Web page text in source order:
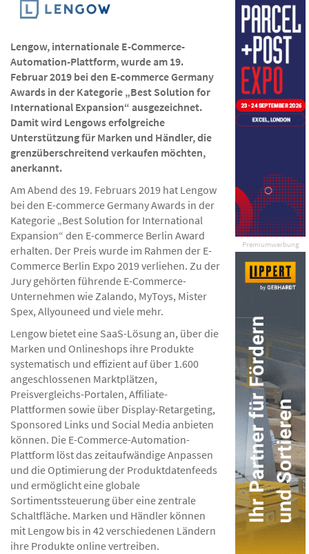
Premiumwerbung
Lengow, internationale E-Commerce-
Automation-Plattform, wurde am 19.
Februar 2019 bei den E-commerce Germany
Awards in der Kategorie „Best Solution for
International Expansion“ ausgezeichnet.
Damit wird Lengows erfolgreiche
Unterstützung für Marken und Händler, die
grenzüberschreitend verkaufen möchten,
anerkannt.
Am Abend des 19. Februars 2019 hat Lengow
bei den E-commerce Germany Awards in der
Kategorie „Best Solution for International
Expansion“ den E-commerce Berlin Award
erhalten. Der Preis wurde im Rahmen der E-
Commerce Berlin Expo 2019 verliehen. Zu der
Jury gehörten führende E-Commerce-
Unternehmen wie Zalando, MyToys, Mister
Spex, Allyouneed und viele mehr.
Lengow bietet eine SaaS-Lösung an, über die
Marken und Onlineshops ihre Produkte
systematisch und effizient auf über 1.600
angeschlossenen Marktplätzen,
Preisvergleichs-Portalen, Affiliate-
Plattformen sowie über Display-Retargeting,
Sponsored Links und Social Media anbieten
können. Die E-Commerce-Automation-
Plattform löst das zeitaufwändige Anpassen
und die Optimierung der Produktdatenfeeds
und ermöglicht eine globale
Sortimentssteuerung über eine zentrale
Schaltfläche. Marken und Händler können
mit Lengow bis in 42 verschiedenen Ländern
ihre Produkte online vertreiben.